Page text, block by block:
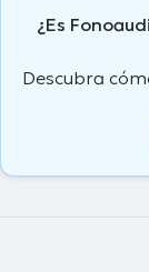
¿Es
Descubra